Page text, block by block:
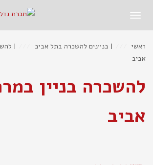
תפריט
ראשי | בניינים להשכרה בתל אביב |
אביב
להשכרה בניין
אביב